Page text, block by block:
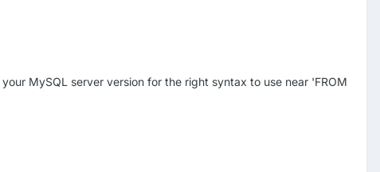
MySQL server version for the right syntax to use near 'FROM